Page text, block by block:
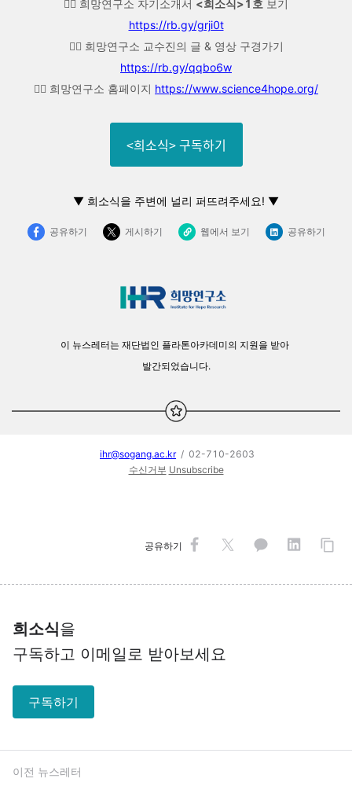
👉🏼 희망연구소 자기소개서 <희소식>1호 보기
https://rb.gy/grji0t
👉🏼 희망연구소 교수진의 글 & 영상 구경가기
https://rb.gy/qqbo6w
👉🏼 희망연구소 홈페이지 https://www.science4hope.org/
<희소식> 구독하기
▼ 희소식을 주변에 널리 퍼뜨려주세요! ▼
공유하기 게시하기 웹에서 보기 공유하기
이 뉴스레터는 재단법인 플라톤아카데미의 지원을 받아
발간되었습니다.
ihr@sogang.ac.kr/ 02-710-2603
수신거부 Unsubscribe
공유하기
희소식을
구독하고 이메일로 받아보세요
구독하기
이전 뉴스레터